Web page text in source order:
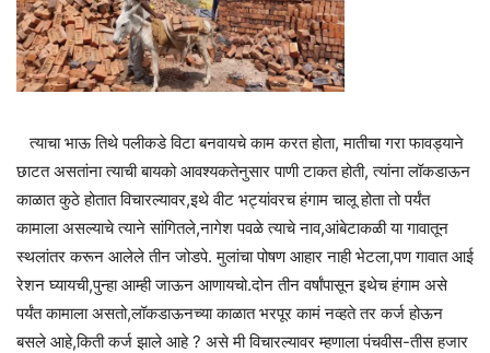
त्याचा भाऊ तिथे पलीकडे विटा बनवायचे काम करत होता, मातीचा गरा फावड्याने
छाटत असतांना त्याची बायको आवश्यकतेनुसार पाणी टाकत होती, त्यांना लॉकडाऊन
काळात कुठे होतात विचारल्यावर,इथे वीट भट्यांवरच हंगाम चालू होता तो पर्यंत
कामाला असल्याचे त्याने सांगितले,नागेश पवळे त्याचे नाव,आंबेटाकळी या गावातून
स्थलांतर करून आलेले तीन जोडपे. मुलांचा पोषण आहार नाही भेटला,पण गावात आई
रेशन घ्यायची,पुन्हा आम्ही जाऊन आणायचो.दोन तीन वर्षांपासून इथेच हंगाम असे
पर्यंत कामाला असतो,लॉकडाऊनच्या काळात भरपूर कामं नव्हते तर कर्ज होऊन
बसले आहे,किती कर्ज झाले आहे ? असे मी विचारल्यावर म्हणाला पंचवीस-तीस हजार